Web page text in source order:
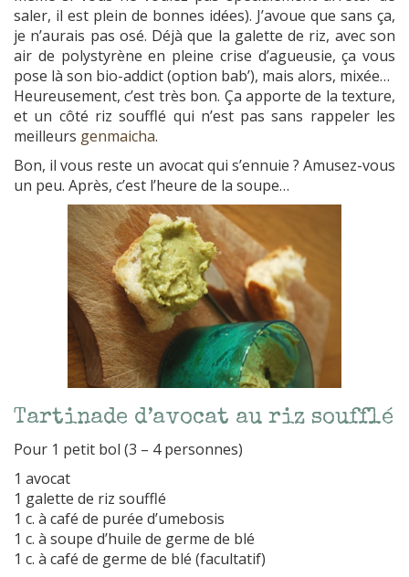
saler, il est plein de bonnes idées). J’avoue que sans ça,
je n’aurais pas osé. Déjà que la galette de riz, avec son
air de polystyrène en pleine crise d’agueusie, ça vous
pose là son bio-addict (option bab’), mais alors, mixée…
Heureusement, c’est très bon. Ça apporte de la texture,
et un côté riz soufflé qui n’est pas sans rappeler les
meilleurs genmaicha.
Bon, il vous reste un avocat qui s’ennuie ? Amusez-vous
un peu. Après, c’est l’heure de la soupe…
Tartinade d’avocat au riz soufflé
Pour 1 petit bol (3 – 4 personnes)
1 avocat
1 galette de riz soufflé
1 c. à café de purée d’umebosis
1 c. à soupe d’huile de germe de blé
1 c. à café de germe de blé (facultatif)